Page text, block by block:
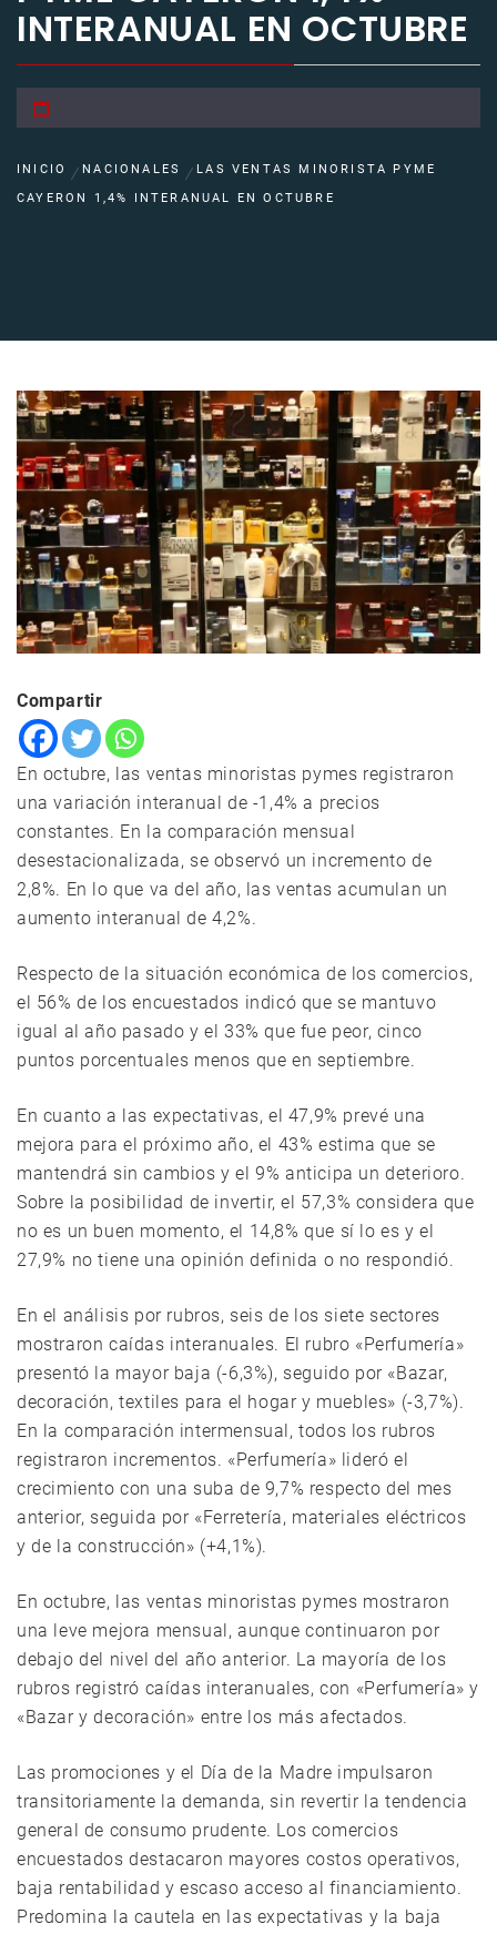
INTERANUAL EN OCTUBRE
INICIO NACIONALES
LAS VENTAS MINORISTA PYME
CAYERON 1,4% INTERANUAL EN OCTUBRE
Compartir
En octubre, las ventas minoristas pymes registraron
una variación interanual de -1,4% a precios
constantes. En la comparación mensual
desestacionalizada, se observó un incremento de
2,8%. En lo que va del año, las ventas acumulan un
aumento interanual de 4,2%.
Respecto de la situación económica de los comercios,
el 56% de los encuestados indicó que se mantuvo
igual al año pasado y el 33% que fue peor, cinco
puntos porcentuales menos que en septiembre.
En cuanto a las expectativas, el 47,9% prevé una
mejora para el próximo año, el 43% estima que se
mantendrá sin cambios y el 9% anticipa un deterioro.
Sobre la posibilidad de invertir, el 57,3% considera que
no es un buen momento, el 14,8% que sí lo es y el
27,9% no tiene una opinión definida o no respondió.
En el análisis por rubros, seis de los siete sectores
mostraron caídas interanuales. El rubro «Perfumería»
presentó la mayor baja (-6,3%), seguido por «Bazar,
decoración, textiles para el hogar y muebles» (-3,7%).
En la comparación intermensual, todos los rubros
registraron incrementos. «Perfumería» lideró el
crecimiento con una suba de 9,7% respecto del mes
anterior, seguida por «Ferretería, materiales eléctricos
y de la construcción» (+4,1%).
En octubre, las ventas minoristas pymes mostraron
una leve mejora mensual, aunque continuaron por
debajo del nivel del año anterior. La mayoría de los
rubros registró caídas interanuales, con «Perfumería» y
«Bazar y decoración» entre los más afectados.
Las promociones y el Día de la Madre impulsaron
transitoriamente la demanda, sin revertir la tendencia
general de consumo prudente. Los comercios
encuestados destacaron mayores costos operativos,
baja rentabilidad y escaso acceso al financiamiento.
Predomina la cautela en las expectativas y la baja